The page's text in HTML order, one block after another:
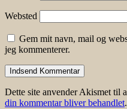
Websted
Gem mit navn, mail og
jeg kommenterer.
Dette site anvender Akismet til
din kommentar bliver behandlet.